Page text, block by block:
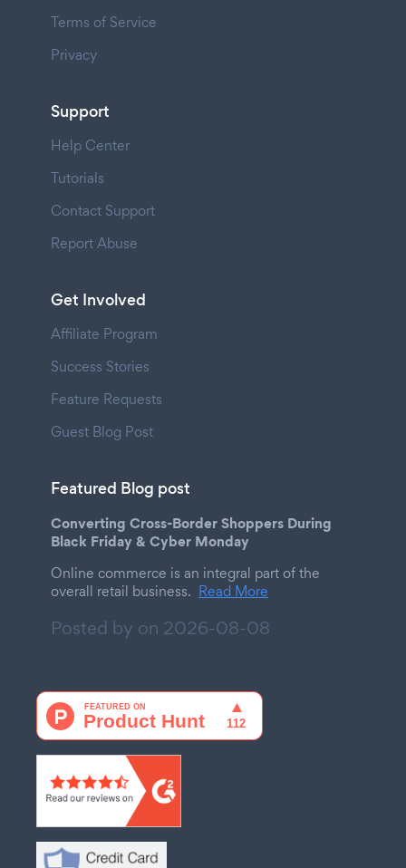
Terms of Service
Privacy
Support
Help Center
Tutorials
Contact Support
Report Abuse
Get Involved
Affiliate Program
Success Stories
Feature Requests
Guest Blog Post
Featured Blog post
Converting Cross-Border Shoppers During
Black Friday & Cyber Monday
Online commerce is an integral part of the
overall retail business. Read More
Posted by on 2026-08-08